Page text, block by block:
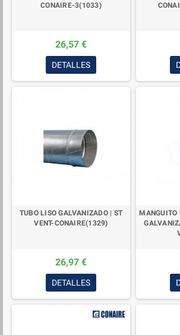
CONAIRE-3(1033)
26,57 €
DETALLES
TUBO LISO GALVANIZADO | ST
VENT-CONAIRE(1329)
26,97 €
DETALLES
MANGUITO